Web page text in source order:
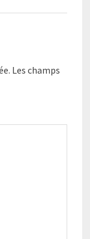
Les champs